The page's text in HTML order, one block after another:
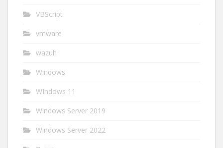
VBScript
vmware
wazuh
Windows
WIndows 11
Windows Server 2019
Windows Server 2022